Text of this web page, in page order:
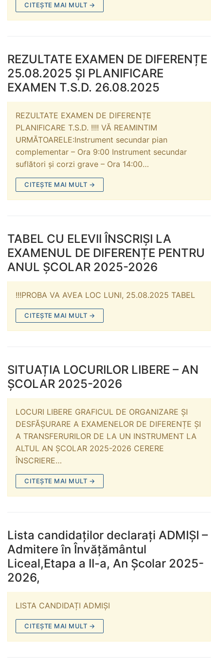
CITEȘTE MAI MULT →
REZULTATE EXAMEN DE DIFERENȚE
25.08.2025 ȘI PLANIFICARE
EXAMEN T.S.D. 26.08.2025
REZULTATE EXAMEN DE DIFERENȚE
PLANIFICARE T.S.D. !!!! VĂ REAMINTIM
URMĂTOARELE:Instrument secundar pian
complementar – Ora 9:00 Instrument secundar
suflători și corzi grave – Ora 14:00…
CITEȘTE MAI MULT →
TABEL CU ELEVII ÎNSCRIȘI LA
EXAMENUL DE DIFERENȚE PENTRU
ANUL ȘCOLAR 2025-2026
!!!PROBA VA AVEA LOC LUNI, 25.08.2025 TABEL
CITEȘTE MAI MULT →
SITUAȚIA LOCURILOR LIBERE – AN
ȘCOLAR 2025-2026
LOCURI LIBERE GRAFICUL DE ORGANIZARE ȘI
DESFĂȘURARE A EXAMENELOR DE DIFERENȚE ȘI
A TRANSFERURILOR DE LA UN INSTRUMENT LA
ALTUL AN ȘCOLAR 2025-2026 CERERE
ÎNSCRIERE…
CITEȘTE MAI MULT →
Lista candidaților declarați ADMIȘI –
Admitere în Învățământul
Liceal,Etapa a II-a, An Școlar 2025-
2026,
LISTA CANDIDAȚI ADMIȘI
CITEȘTE MAI MULT →